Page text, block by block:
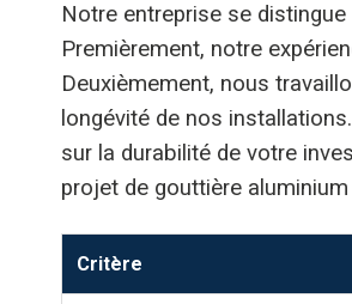
Notre entreprise se
Premièrement, notre
Deuxièmement, nous
longévité de nos
sur la durabilité de votre
projet de gouttière
Critère